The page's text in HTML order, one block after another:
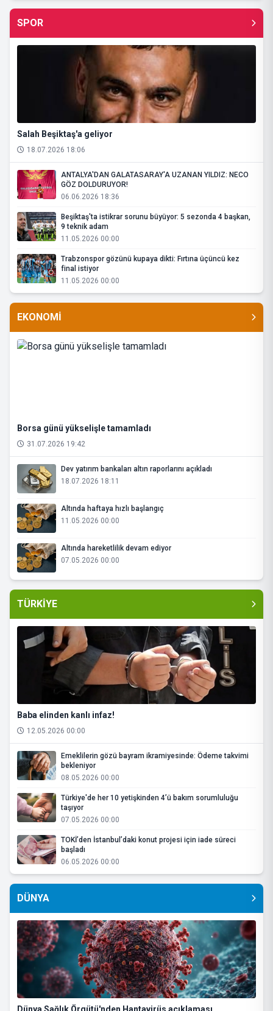
SPOR
Salah Beşiktaş'a geliyor
18.07.2026 18:06
ANTALYA'DAN GALATASARAY'A UZANAN YILDIZ: NECO
GÖZ DOLDURUYOR!
06.06.2026 18:36
Beşiktaş'ta istikrar sorunu büyüyor: 5 sezonda 4 başkan,
9 teknik adam
11.05.2026 00:00
Trabzonspor gözünü kupaya dikti: Fırtına üçüncü kez
final istiyor
11.05.2026 00:00
EKONOMİ
Borsa günü yükselişle tamamladı
31.07.2026 19:42
Dev yatırım bankaları altın raporlarını açıkladı
18.07.2026 18:11
Altında haftaya hızlı başlangıç
11.05.2026 00:00
Altında hareketlilik devam ediyor
07.05.2026 00:00
TÜRKİYE
Baba elinden kanlı infaz!
12.05.2026 00:00
Emeklilerin gözü bayram ikramiyesinde: Ödeme takvimi
bekleniyor
08.05.2026 00:00
Türkiye'de her 10 yetişkinden 4’ü bakım sorumluluğu
taşıyor
07.05.2026 00:00
TOKİ’den İstanbul’daki konut projesi için iade süreci
başladı
06.05.2026 00:00
DÜNYA